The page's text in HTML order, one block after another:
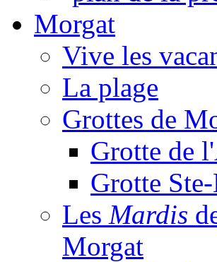
Morgat
Vive les
La plage
Grottes de
Grotte de
Grotte
Les Mardis
Morgat